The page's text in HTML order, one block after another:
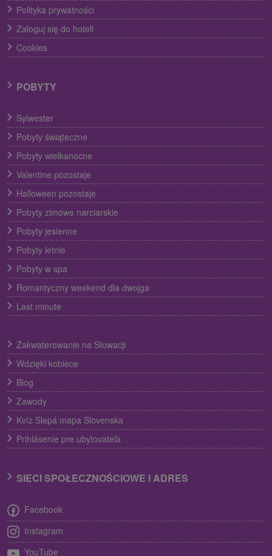
Polityka prywatności
Zaloguj się do hoteli
Cookies
POBYTY
Sylwester
Pobyty świąteczne
Pobyty wielkanocne
Valentine pozostaje
Halloween pozostaje
Pobyty zimowe narciarskie
Pobyty jesienne
Pobyty letnie
Pobyty w spa
Romantyczny weekend dla dwojga
Last minute
Zakwaterowanie na Słowacji
Wdzięki kobiece
Blog
Zawody
Kvíz Slepá mapa Slovenska
Prihlásenie pre ubytovateľa
SIECI SPOŁECZNOŚCIOWE I ADRES
Facebook
Instagram
YouTube